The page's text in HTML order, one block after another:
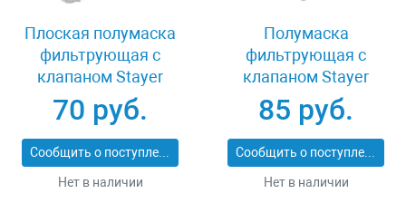
Плоская полумаска
фильтрующая с
клапаном Stayer
11113_z01
70 руб.
Сообщить о поступлении
Нет в наличии
Полумаска
фильтрующая с
клапаном Stayer
MASTER 11116
85 руб.
Сообщить о поступлении
Нет в наличии